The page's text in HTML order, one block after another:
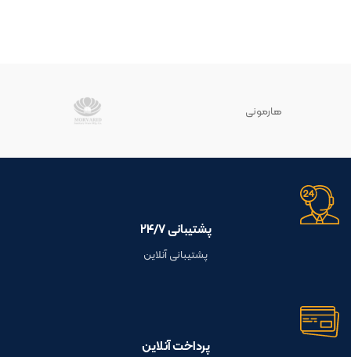
هارمونی
پشتیبانی ۲۴/۷
پشتیبانی آنلاین
پرداخت آنلاین